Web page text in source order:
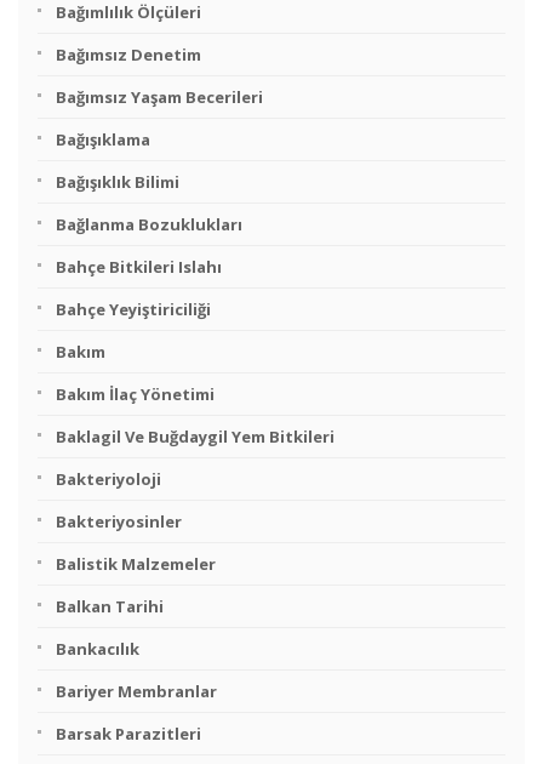
Bağımlılık Ölçüleri
Bağımsız Denetim
Bağımsız Yaşam Becerileri
Bağışıklama
Bağışıklık Bilimi
Bağlanma Bozuklukları
Bahçe Bitkileri Islahı
Bahçe Yeyiştiriciliği
Bakım
Bakım İlaç Yönetimi
Baklagil Ve Buğdaygil Yem Bitkileri
Bakteriyoloji
Bakteriyosinler
Balistik Malzemeler
Balkan Tarihi
Bankacılık
Bariyer Membranlar
Barsak Parazitleri